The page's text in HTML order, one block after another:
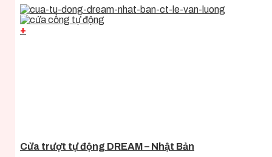
+
Cửa trượt tự động DREAM – Nhật Bản